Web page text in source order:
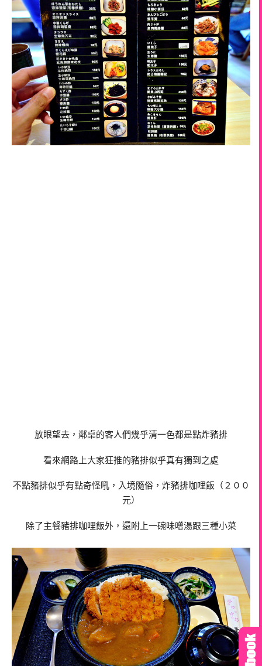
放眼望去，鄰桌的客人們幾乎清一色都是點炸豬排
看來網路上大家狂推的豬排似乎真有獨到之處
不點豬排似乎有點奇怪吼，入境隨俗，炸豬排咖哩飯（２００
元）
除了主餐豬排咖哩飯外，還附上一碗味噌湯跟三種小菜